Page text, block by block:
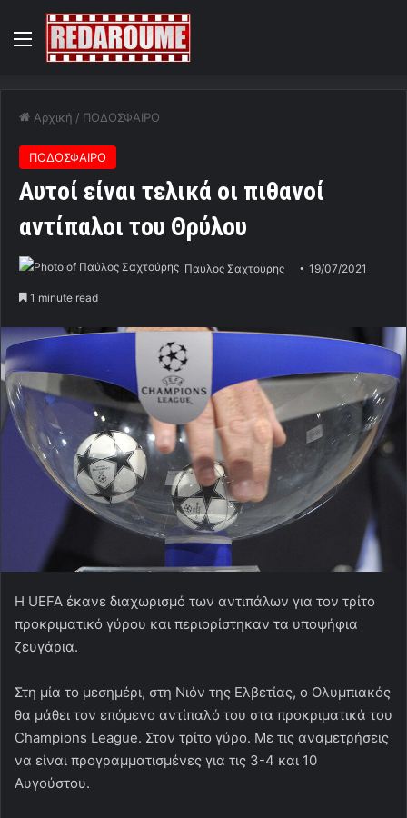
Menu
Αρχική / ΠΟΔΟΣΦΑΙΡΟ
ΠΟΔΟΣΦΑΙΡΟ
Αυτοί είναι τελικά οι πιθανοί
αντίπαλοι του Θρύλου
Παύλος Σαχτούρης 19/07/2021
1 minute read
Η UEFA έκανε διαχωρισμό των αντιπάλων για τον τρίτο
προκριματικό γύρου και περιορίστηκαν τα υποψήφια
ζευγάρια.
Στη μία το μεσημέρι, στη Νιόν της Ελβετίας, ο Ολυμπιακός
θα μάθει τον επόμενο αντίπαλό του στα προκριματικά του
Champions League. Στον τρίτο γύρο. Με τις αναμετρήσεις
να είναι προγραμματισμένες για τις 3-4 και 10
Αυγούστου.